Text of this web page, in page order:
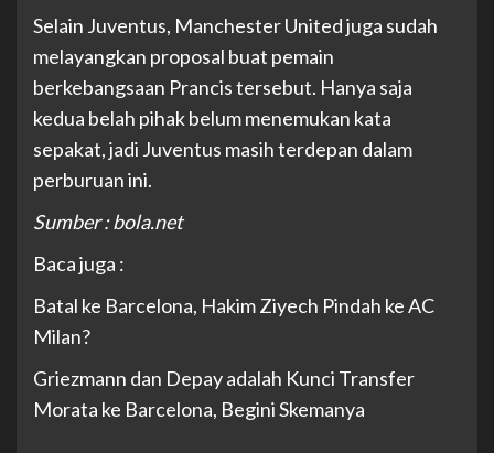
Selain Juventus, Manchester United juga sudah
melayangkan proposal buat pemain
berkebangsaan Prancis tersebut. Hanya saja
kedua belah pihak belum menemukan kata
sepakat, jadi Juventus masih terdepan dalam
perburuan ini.
Sumber : bola.net
Baca juga :
Batal ke Barcelona, Hakim Ziyech Pindah ke AC
Milan?
Griezmann dan Depay adalah Kunci Transfer
Morata ke Barcelona, Begini Skemanya